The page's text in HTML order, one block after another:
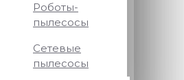
Роботы-
пылесосы
Сетевые
пылесосы